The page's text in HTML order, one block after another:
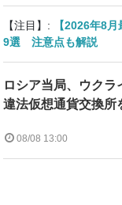
【注目】:
【2026年8
9選 注意点も解説
ロシア当局、ウク
違法仮想通貨交換
08/08 13:00